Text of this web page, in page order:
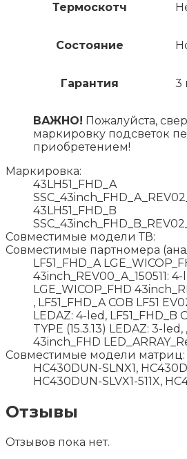
Термоскотч
Состояние
Гарантия 3
ВАЖНО! Пожалуйста,
маркировку подсветок
приобретением!
Маркировка:
43LH51_FHD_A
43LH51_FHD_B
Совместимые модели ТВ:
Совместимые партномера
LF51_FHD_A
43inch_REV00_A_150511: 4-
LGE_WICOP_FHD
, LF51_FHD_A COB LF51
LEDAZ: 4-led, LF51_FHD_B
TYPE (15.3.13) LEDAZ: 3-
43inch_FHD
Совместимые модели матриц:
HC430DUN-SLNX1,
HC430DUN-SLVX1-511X,
Отзывы
Отзывов пока нет.